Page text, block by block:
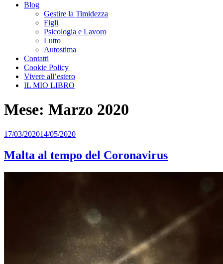
Blog
Gestire la Timidezza
Figli
Psicologia e Lavoro
Lutto
Autostima
Contatti
Cookie Policy
Vivere all’estero
IL MIO LIBRO
Mese: Marzo 2020
Pubblicato
17/03/202014/05/2020
Malta al tempo del Coronavirus